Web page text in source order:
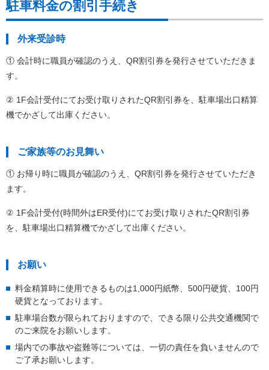
駐車料金の割引手続き
外来受診時
① 会計時に職員が確認のうえ、QR割引券を発行させていただきま
す。
② 1F会計受付にてお受け取りされたQR割引券を、駐車場出口精算
機でかざして出庫ください。
ご家族等のお見舞い
① お帰り時に職員が確認のうえ、QR割引券を発行させていただき
ます。
② 1F会計受付(時間外はER受付)にてお受け取りされたQR割引券
を、駐車場出口精算機でかざして出庫ください。
お願い
料金精算時に使用できるものは1,000円紙幣、500円硬貨、100円
硬貨となっております。
駐車場台数が限られておりますので、できる限り公共交通機関で
のご来院をお願いします。
場内での事故や盗難等については、一切の責任を負いませんので
ご了承お願いします。